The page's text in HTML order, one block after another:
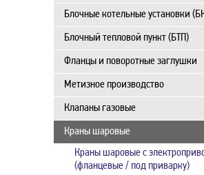
Блочные котельные установки
Блочный тепловой пункт (БТП)
Фланцы и поворотные заглушки
Метизное производство
Клапаны газовые
Краны шаровые
Краны шаровые с
(фланцевые / под приварку)